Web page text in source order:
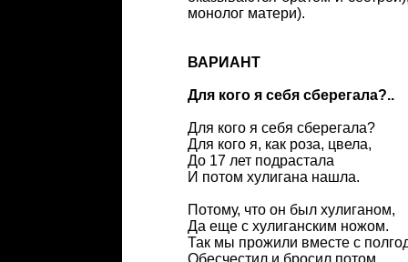
монолог матери).
ВАРИАНТ
Для кого я себя сберегала?..
Для кого я себя сберегала?
Для кого я, как роза, цвела,
До 17 лет подрастала
И потом хулигана нашла.
Потому, что он был хулиганом,
Да еще с хулиганским ножом.
Так мы прожили вместе с
Обесчестил и бросил потом...